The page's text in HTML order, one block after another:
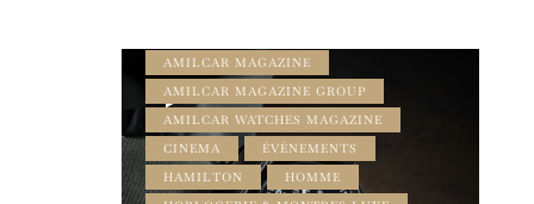
AMILCAR MAGAZINE
AMILCAR MAGAZINE GROUP
AMILCAR WATCHES MAGAZINE
CINEMA
ÉVÉNEMENTS
HAMILTON
HOMME